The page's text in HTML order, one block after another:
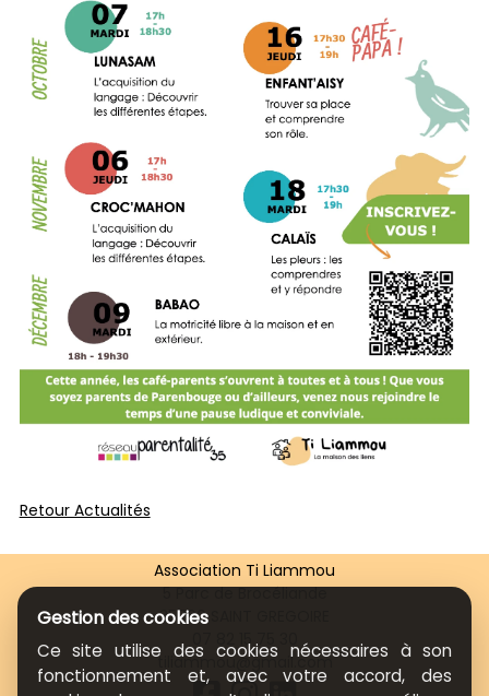
Retour Actualités
Association Ti Liammou
5 Parc de Brocéliande
35760 SAINT GREGOIRE
07 82 15 75 30
tiliammou@gmail.com
Gestion des cookies
Ce site utilise des cookies nécessaires à son
fonctionnement et, avec votre accord, des